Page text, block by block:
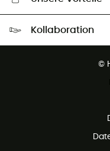
Kollaboration
©